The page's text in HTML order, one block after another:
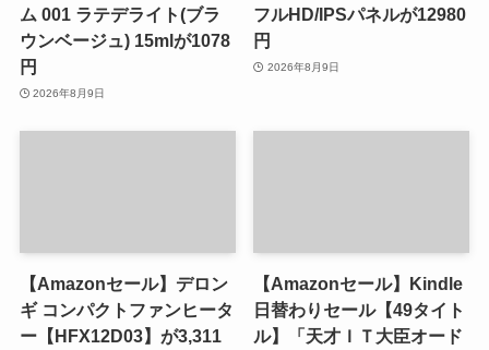
ム 001 ラテデライト(ブラ
ウンベージュ) 15mlが1078
円
2026年8月9日
フルHD/IPSパネルが12980
円
2026年8月9日
【Amazonセール】デロン
ギ コンパクトファンヒータ
ー【HFX12D03】が3,311
【Amazonセール】Kindle
日替わりセール【49タイト
ル】「天才ＩＴ大臣オード